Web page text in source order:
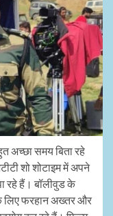
अच्छा समय बिता रहे
शो शोटाइम में अपने
रहे हैं। बॉलीवुड के
लिए फरहान अख्तर और